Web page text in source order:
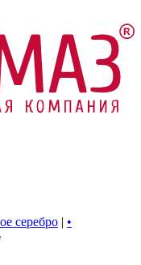
серебро | •